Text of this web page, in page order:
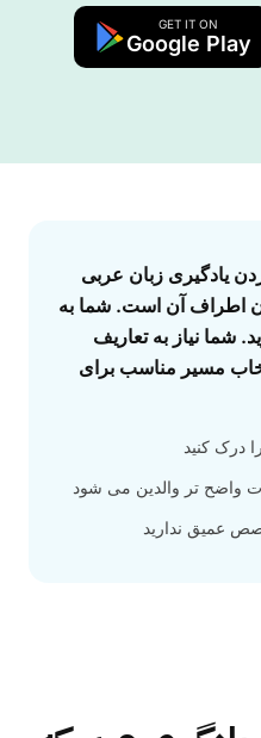
GET IT ON
Google Play
یادگیری زبان عربی
اطراف آن است. شما به
شما نیاز به تعاریف
مسیر مناسب برای
درک کنید
واضح تر والدین می شود
عمیق ندارید